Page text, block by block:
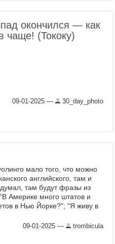
окончился — как
чаще! (Тококу)
09-01-2025 — 30_day_photo
мало того, что можно
английского, там и
там будут фразы из
Америке много штатов и
в Нью Йорке?"; "Я живу в
09-01-2025 — trombicula